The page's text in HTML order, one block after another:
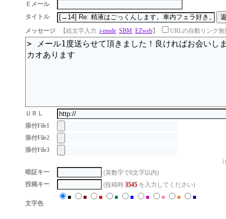
Ｅメール
タイトル
メッセージ
【絵文字入力 i-mode SBM EZweb】 URLの自動リンク無
ＵＲＬ
添付File1
添付File2
添付File3
暗証キー
(英数字で8文字以内)
投稿キー
(投稿時 3545 を入力してください)
文字色
■ ■ ■ ■ ■ ■ ■ ■ ■